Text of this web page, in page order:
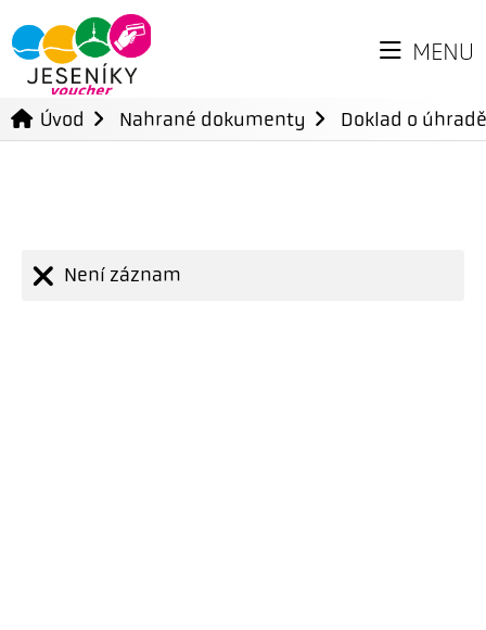
MENU
Úvod Nahrané dokumenty Doklad o
Není záznam